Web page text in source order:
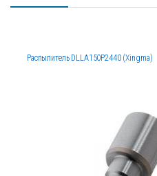
Распылитель DLLA150P2440 (Xingma)